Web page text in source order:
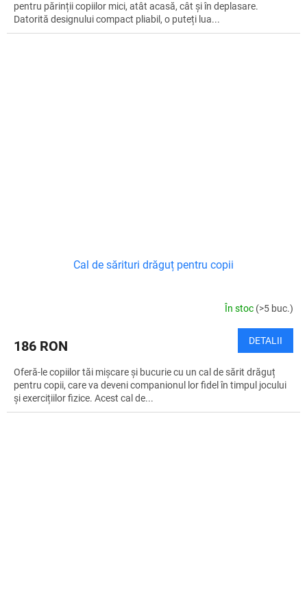
pentru părinții copiilor mici, atât acasă, cât și în deplasare.
Datorită designului compact pliabil, o puteți lua...
Cal de sărituri drăguț pentru copii
În stoc (>5 buc.)
186 RON DETALII
Oferă-le copiilor tăi mișcare și bucurie cu un cal de sărit drăguț
pentru copii, care va deveni companionul lor fidel în timpul jocului
și exercițiilor fizice. Acest cal de...